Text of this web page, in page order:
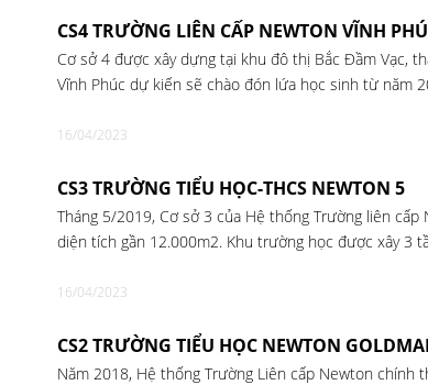
CS4 TRƯỜNG LIÊN CẤP NEWTON VĨNH
Cơ sở 4 được xây dựng tại khu đô thị Bắc Đầm Vạc,
Vĩnh Phúc dự kiến sẽ chào đón lứa học sinh từ năm
16/04/2023
CS3 TRƯỜNG TIỂU HỌC-THCS NEWTON 5
Tháng 5/2019, Cơ sở 3 của Hệ thống Trường liên
diện tích gần 12.000m2. Khu trường học được xây 3
16/04/2023
CS2 TRƯỜNG TIỂU HỌC NEWTON
Năm 2018, Hệ thống Trường Liên cấp Newton chính